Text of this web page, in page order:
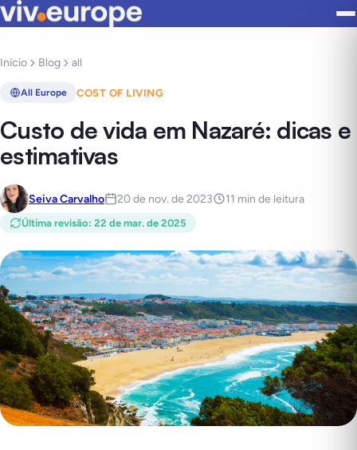
Início Blog all
All Europe COST OF LIVING
Custo de vida em Nazaré: dicas e
estimativas
Seiva Carvalho 20 de nov. de 2023 11 min de leitura
Última revisão: 22 de mar. de 2025